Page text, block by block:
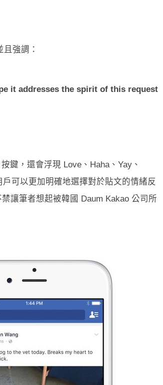
強調：
it addresses the spirit of this request
鍵，還會浮現 Love、Haha、Yay、
可以更加明確地選擇對於貼文的情緒反
讓筆者想起被韓國 Daum Kakao 公司所